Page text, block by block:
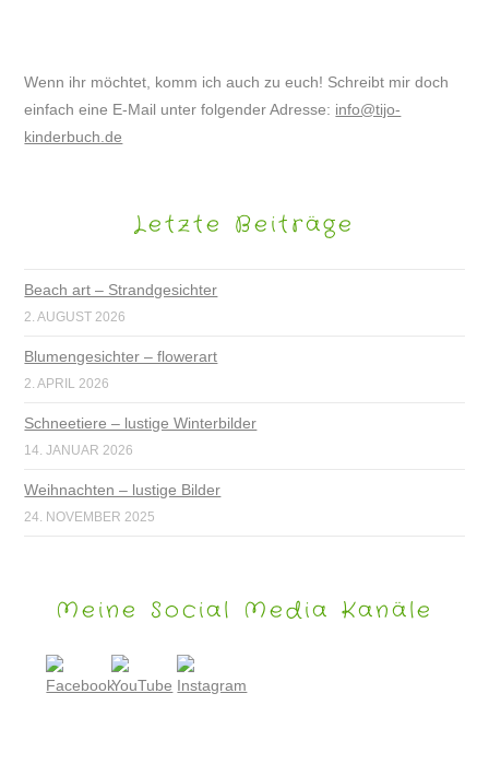
Wenn ihr möchtet, komm ich auch zu euch! Schreibt mir doch
einfach eine E-Mail unter folgender Adresse: info@tijo-
kinderbuch.de
Letzte Beiträge
Beach art – Strandgesichter
2. AUGUST 2026
Blumengesichter – flowerart
2. APRIL 2026
Schneetiere – lustige Winterbilder
14. JANUAR 2026
Weihnachten – lustige Bilder
24. NOVEMBER 2025
Meine Social Media Kanäle